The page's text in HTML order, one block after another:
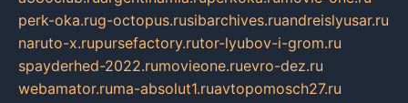
perk-oka.rug-octopus.rusibarchives.ruandreislyusar.ru
naruto-x.rupursefactory.rutor-lyubov-i-grom.ru
spayderhed-2022.rumovieone.ruevro-dez.ru
webamator.ruma-absolut1.ruavtopomosch27.ru